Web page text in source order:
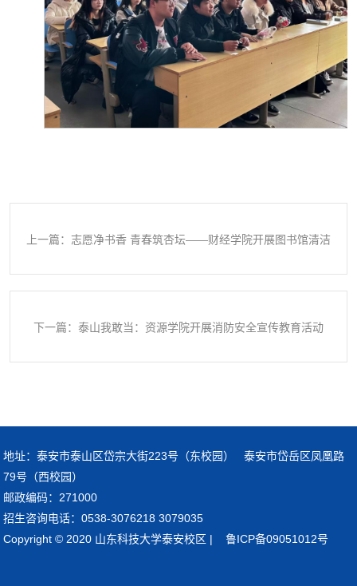
上一篇：志愿净书香 青春筑杏坛——财经学院开展图书馆清洁
下一篇：泰山我敢当：资源学院开展消防安全宣传教育活动
地址：泰安市泰山区岱宗大街223号（东校园） 泰安市岱岳区凤凰路
79号（西校园）
邮政编码：271000
招生咨询电话：0538-3076218 3079035
Copyright © 2020 山东科技大学泰安校区 | 鲁ICP备09051012号